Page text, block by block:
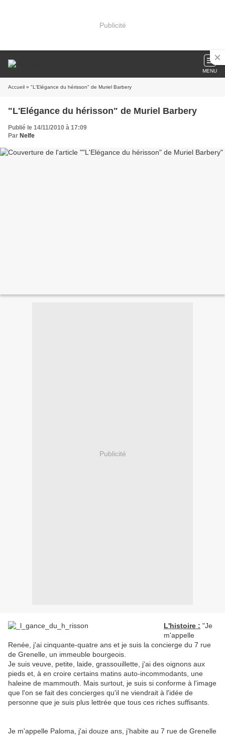
Publicité
MENU
Accueil » "L'Elégance du hérisson" de Muriel Barbery
"L'Elégance du hérisson" de Muriel Barbery
Publié le 14/11/2010 à 17:09
Par Nelfe
Publicité
L'histoire : "Je
m'appelle
Renée, j'ai cinquante-quatre ans et je suis la concierge du 7 rue
de Grenelle, un immeuble bourgeois.
Je suis veuve, petite, laide, grassouillette, j'ai des oignons aux
pieds et, à en croire certains matins auto-incommodants, une
haleine de mammouth. Mais surtout, je suis si conforme à l'image
que l'on se fait des concierges qu'il ne viendrait à l'idée de
personne que je suis plus lettrée que tous ces riches suffisants.
Je m'appelle Paloma, j'ai douze ans, j'habite au 7 rue de Grenelle